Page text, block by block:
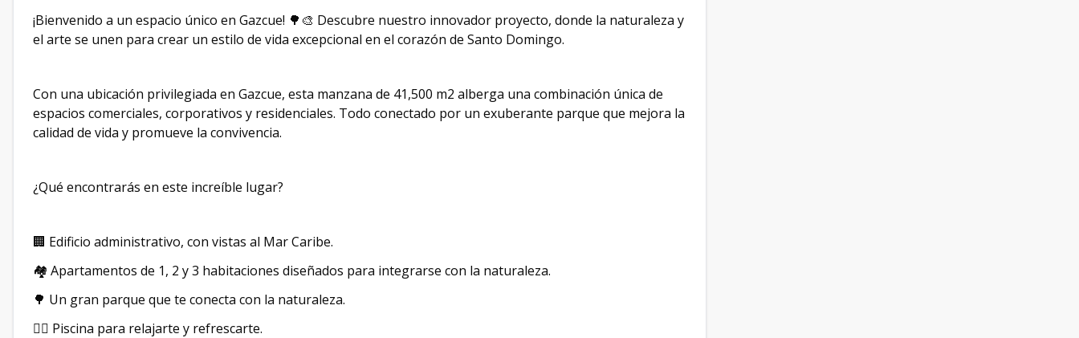
¡Bienvenido a un espacio único en Gazcue! 🌳🎨 Descubre nuestro innovador proyecto, donde la naturaleza y
el arte se unen para crear un estilo de vida excepcional en el corazón de Santo Domingo.
Con una ubicación privilegiada en Gazcue, esta manzana de 41,500 m2 alberga una combinación única de
espacios comerciales, corporativos y residenciales. Todo conectado por un exuberante parque que mejora la
calidad de vida y promueve la convivencia.
¿Qué encontrarás en este increíble lugar?
🏢 Edificio administrativo, con vistas al Mar Caribe.
🏘️ Apartamentos de 1, 2 y 3 habitaciones diseñados para integrarse con la naturaleza.
🌳 Un gran parque que te conecta con la naturaleza.
🏊‍♂️ Piscina para relajarte y refrescarte.